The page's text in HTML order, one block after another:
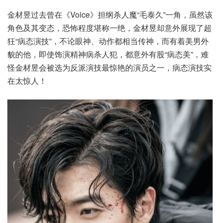
金材昱过去曾在《Voice》担纲杀人魔“毛泰久”一角，虽然该
角色及其变态，恐怖程度堪称一绝，金材昱却意外展现了超
狂“病态演技”，不论眼神、动作都相当传神，而有着美男外
貌的他，即使饰演精神病杀人犯，都意外有股“病态美”，难
怪金材昱会被选为反派演技最惊艳的演员之一，病态演技实
在太惊人！